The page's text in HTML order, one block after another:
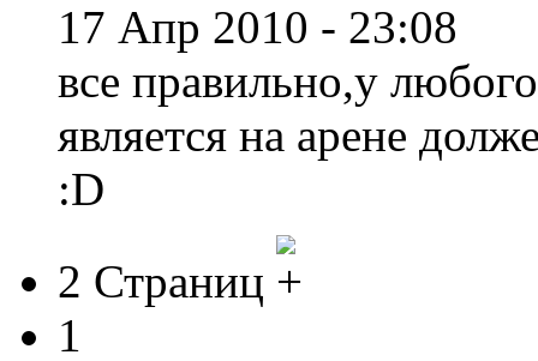
17 Апр 2010 - 23:08
все правильно,у
является на арене
:D
2 Страниц
1